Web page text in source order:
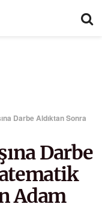
Darbe Aldıktan Sonra
Darbe
Adam